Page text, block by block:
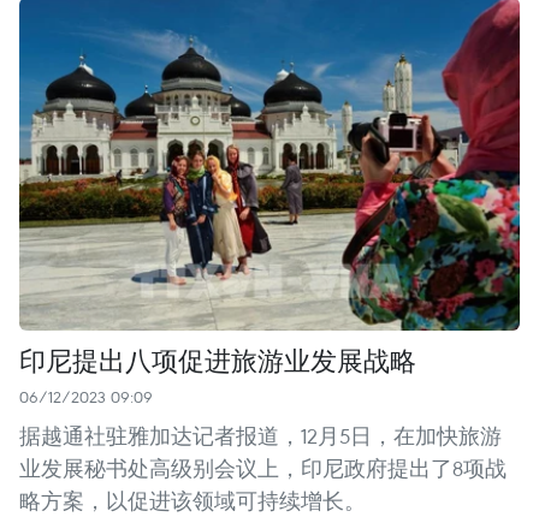
印尼提出八项促进旅游业发展战略
06/12/2023 09:09
据越通社驻雅加达记者报道，12月5日，在加快旅游
业发展秘书处高级别会议上，印尼政府提出了8项战
略方案，以促进该领域可持续增长。